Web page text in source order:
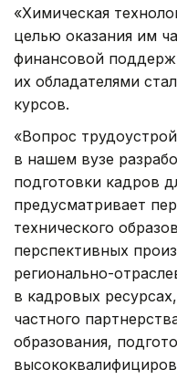
«Химическая
целью оказания им
финансовой
их обладателями
курсов.
«Вопрос
в нашем вузе
подготовки кадров
предусматривает
технического
перспективных
регионально-
в кадровых
частного
образования,